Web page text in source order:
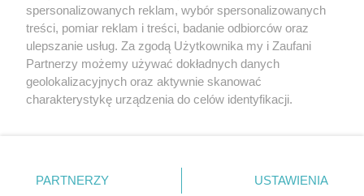
Reklama Kontakt
Informacja o Nadawcy
Szukaj
spersonalizowanych reklam, wybór spersonalizowanych
treści, pomiar reklam i treści, badanie odbiorców oraz
ulepszanie usług. Za zgodą Użytkownika my i Zaufani
Partnerzy możemy używać dokładnych danych
geolokalizacyjnych oraz aktywnie skanować
charakterystykę urządzenia do celów identyfikacji.
zmienić/wycofać klikając przycisk ustawień prywatności
znajdujący się w lewym dolnym rogu strony
. Niektóre
PARTNERZY USTAWIENIA